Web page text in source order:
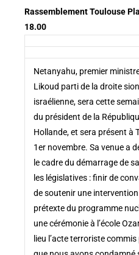
Rassemblement Toulouse
18.00
Netanyahu, premier
Likoud parti de la droite
israélienne, sera cette
du président de la
Hollande, et sera présent à
1er novembre. Sa venue a
le cadre du démarrage de
les législatives : finir de
de soutenir une
prétexte du programme
une cérémonie à l’école
lieu l’acte terroriste